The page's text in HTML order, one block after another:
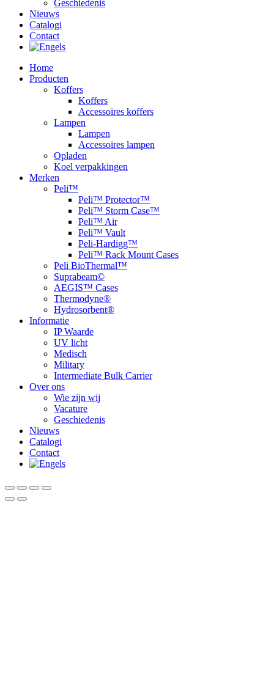
Geschiedenis
Nieuws
Catalogi
Contact
Home
Producten
Koffers
Koffers
Accessoires koffers
Lampen
Lampen
Accessoires lampen
Opladen
Koel verpakkingen
Merken
Peli™
Peli™ Protector™
Peli™ Storm Case™
Peli™ Air
Peli™ Vault
Peli-Hardigg™
Peli™ Rack Mount Cases
Peli BioThermal™
Suprabeam©
AEGIS™ Cases
Thermodyne®
Hydrosorbent®
Informatie
IP Waarde
UV licht
Medisch
Military
Intermediate Bulk Carrier
Over ons
Wie zijn wij
Vacature
Geschiedenis
Nieuws
Catalogi
Contact